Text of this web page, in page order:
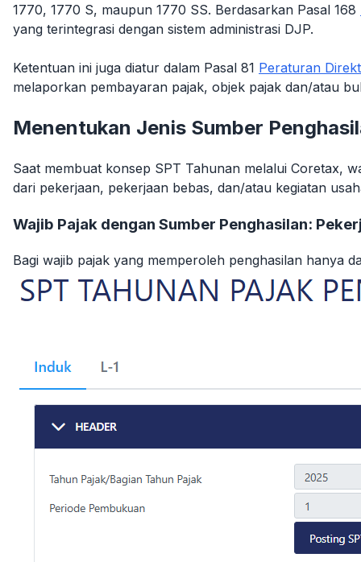
1770, 1770 S, maupun 1770 SS. Berdasarkan Pasal 168
yang terintegrasi dengan sistem administrasi DJP.
Ketentuan ini juga diatur dalam Pasal 81 Peraturan
melaporkan pembayaran pajak, objek pajak dan/atau
Menentukan Jenis Sumber
Saat membuat konsep SPT Tahunan melalui Coretax,
dari pekerjaan, pekerjaan bebas, dan/atau kegiatan
Wajib Pajak dengan Sumber Penghasilan:
Bagi wajib pajak yang memperoleh penghasilan hanya